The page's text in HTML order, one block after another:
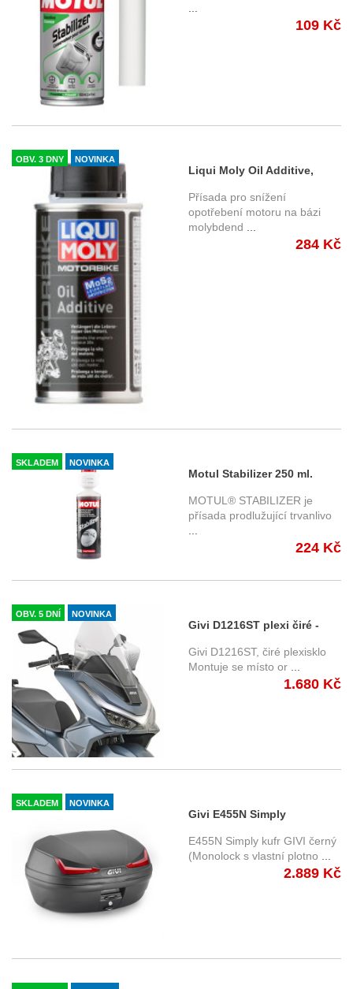
109 Kč
OBV. 3 DNY NOVINKA
Liqui Moly Oil Additive,
přísada do motorového
oleje motocyklů 125 ml.
Stabilizátor benzínu
Přísada pro snížení
opotřebení motoru na bázi
molybdend
284 Kč
SKLADEM NOVINKA
Motul Stabilizer 250 ml.
Stabilizátor benzínu
MOTUL® STABILIZER je
přísada prodlužující trvanlivo
224 Kč
OBV. 5 DNÍ NOVINKA
Givi D1216ST plexi čiré -
Honda PCX 125 (25-)
Givi D1216ST, čiré plexisklo
Montuje se místo or
1.680 Kč
SKLADEM NOVINKA
Givi E455N Simply
Monolock 45 l. červené
odrazky
E455N Simply kufr GIVI černý
(Monolock s vlastní plotno
2.889 Kč